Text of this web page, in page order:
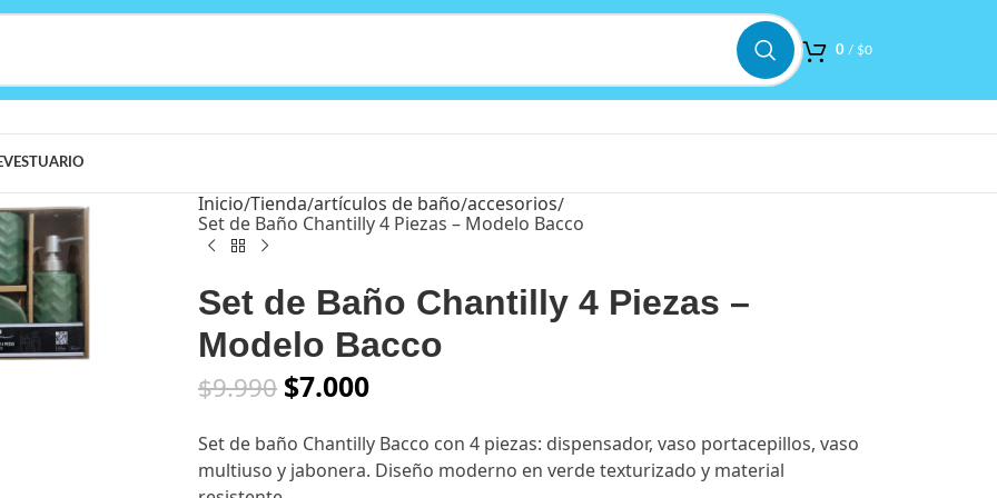
0 / $0
VESTUARIO
Inicio Tienda artículos de baño accesorios
Set de Baño Chantilly 4 Piezas – Modelo Bacco
Set de Baño Chantilly 4 Piezas –
Modelo Bacco
$9.990 $7.000
Set de baño Chantilly Bacco con 4 piezas: dispensador, vaso portacepillos, vaso
multiuso y jabonera. Diseño moderno en verde texturizado y material